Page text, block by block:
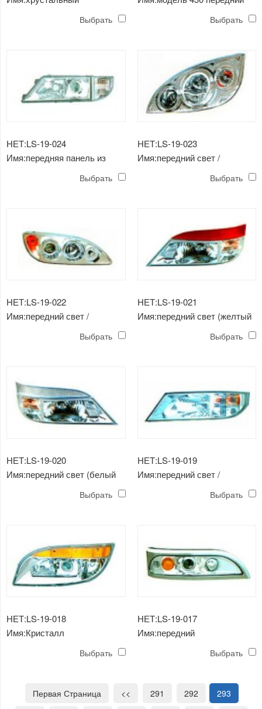
применим к yutong 6700
Выбрать
свет // применимо к Чжунтун
Выбрать
НЕТ:LS-19-024
Имя:передняя панель из
yutong 5790 и benz 6113
Выбрать
НЕТ:LS-19-023
Имя:передний свет /
Выбрать
НЕТ:LS-19-022
Имя:передний свет /
Выбрать
НЕТ:LS-19-021
Имя:передний свет (желтый
лоб) / применимо к золотому
Выбрать
НЕТ:LS-19-020
Имя:передний свет (белый
лоб) / применимо к золотому
Выбрать
НЕТ:LS-19-019
Имя:передний свет /
применимо к пиону ， ютонг
， золотой дракон
Выбрать
НЕТ:LS-19-018
Имя:Кристалл
комбинированный передний
свет (белый лоб, желтый
золотой дракон ， yaxing
Выбрать
НЕТ:LS-19-017
Имя:передний
комбинированный головной
свет применимый для
6720，6120
Выбрать
Первая Страница << 291 292
293